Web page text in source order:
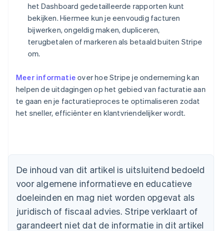
het Dashboard gedetailleerde rapporten kunt
bekijken. Hiermee kun je eenvoudig facturen
bijwerken, ongeldig maken, dupliceren,
terugbetalen of markeren als betaald buiten Stripe
om.
Meer informatie over hoe Stripe je onderneming kan
helpen de uitdagingen op het gebied van facturatie aan
te gaan en je facturatieproces te optimaliseren zodat
het sneller, efficiënter en klantvriendelijker wordt.
De inhoud van dit artikel is uitsluitend bedoeld
voor algemene informatieve en educatieve
doeleinden en mag niet worden opgevat als
juridisch of fiscaal advies. Stripe verklaart of
garandeert niet dat de informatie in dit artikel
België
Brazilië
PortuguêsEnglish
Bulgarije
English
Canada
English Français